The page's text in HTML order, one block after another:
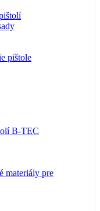
pištole
B-TEC
materiály pre